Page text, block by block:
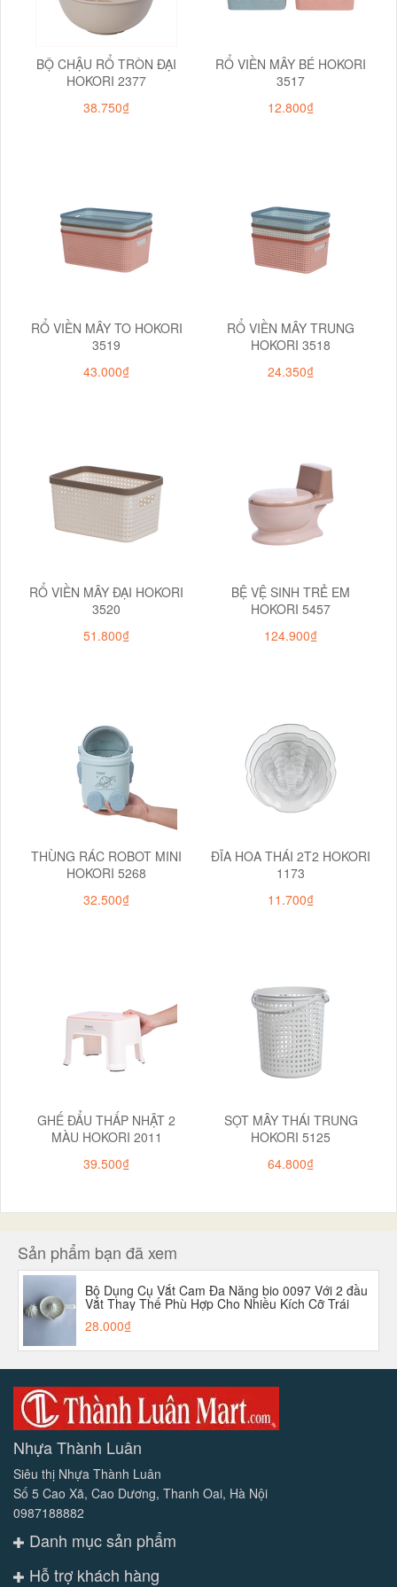
BỘ CHẬU RỔ TRÒN ĐẠI
HOKORI 2377
38.750₫
RỔ VIỀN MÂY BÉ HOKORI
3517
12.800₫
RỔ VIỀN MÂY TO HOKORI
3519
43.000₫
RỔ VIỀN MÂY TRUNG
HOKORI 3518
24.350₫
RỔ VIỀN MÂY ĐẠI HOKORI
3520
51.800₫
BỆ VỆ SINH TRẺ EM
HOKORI 5457
124.900₫
THÙNG RÁC ROBOT MINI
HOKORI 5268
32.500₫
ĐĨA HOA THÁI 2T2 HOKORI
1173
11.700₫
GHẾ ĐẨU THẤP NHẬT 2
MÀU HOKORI 2011
39.500₫
SỌT MÂY THÁI TRUNG
HOKORI 5125
64.800₫
Sản phẩm bạn đã xem
Bộ Dụng Cụ Vắt Cam Đa Năng bio 0097 Với 2 đầu
Vắt Thay Thế Phù Hợp Cho Nhiều Kích Cỡ Trái
Cây Nhựa Cao Cấp An Toàn
28.000₫
Nhựa Thành Luân
Siêu thị Nhựa Thành Luân
Số 5 Cao Xã, Cao Dương, Thanh Oai, Hà Nội
0987188882
Danh mục sản phẩm
Hỗ trợ khách hàng